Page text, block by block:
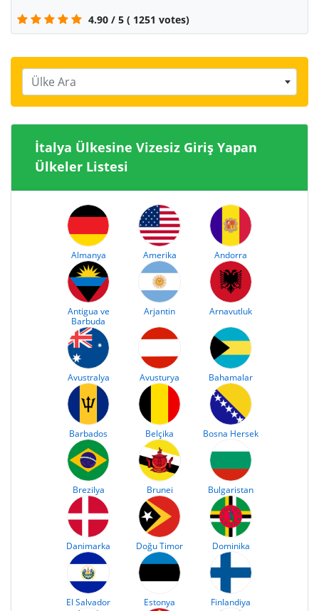
4.90 / 5 ( 1251 votes)
Ülke Ara
İtalya Ülkesine Vizesiz Giriş Yapan
Ülkeler Listesi
Almanya Amerika Andorra
Antigua ve
Barbuda
Arjantin Arnavutluk
Avustralya Avusturya Bahamalar
Barbados Belçika Bosna Hersek
Brezilya Brunei Bulgaristan
Danimarka Doğu Timor Dominika
El Salvador Estonya Finlandiya